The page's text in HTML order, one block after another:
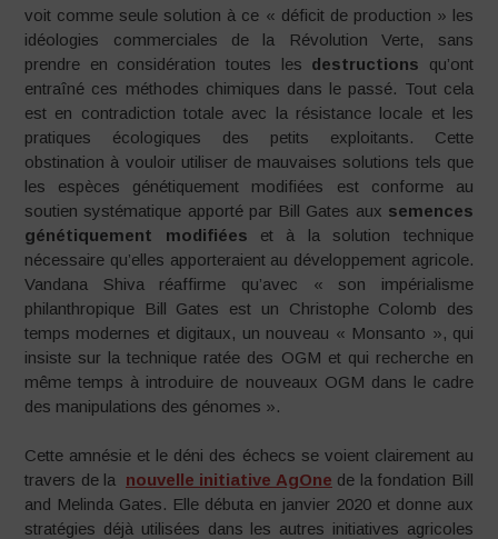
voit comme seule solution à ce « déficit de production » les
idéologies commerciales de la Révolution Verte, sans
prendre en considération toutes les destructions qu’ont
entraîné ces méthodes chimiques dans le passé. Tout cela
est en contradiction totale avec la résistance locale et les
pratiques écologiques des petits exploitants. Cette
obstination à vouloir utiliser de mauvaises solutions tels que
les espèces génétiquement modifiées est conforme au
soutien systématique apporté par Bill Gates aux semences
génétiquement modifiées et à la solution technique
nécessaire qu’elles apporteraient au développement agricole.
Vandana Shiva réaffirme qu’avec « son impérialisme
philanthropique Bill Gates est un Christophe Colomb des
temps modernes et digitaux, un nouveau « Monsanto », qui
insiste sur la technique ratée des OGM et qui recherche en
même temps à introduire de nouveaux OGM dans le cadre
des manipulations des génomes ».
Cette amnésie et le déni des échecs se voient clairement au
travers de la nouvelle initiative AgOne de la fondation Bill
and Melinda Gates. Elle débuta en janvier 2020 et donne aux
stratégies déjà utilisées dans les autres initiatives agricoles